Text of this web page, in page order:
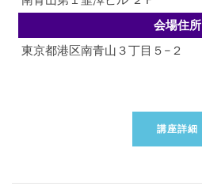
会場住所
東京都港区南青山３丁目５−２
講座詳細